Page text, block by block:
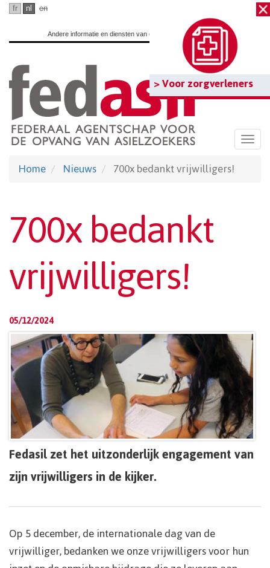
Ga
hoofdinhoud
> Voor zorgverleners
fr nl en
Andere informatie en diensten van de overheid:www.belgium.be
Home Nieuws 700x bedankt vrijwilligers!
700x bedankt
vrijwilligers!
05/12/2024
Fedasil zet het uitzonderlijk engagement van
zijn vrijwilligers in de kijker.
Op 5 december, de internationale dag van de
vrijwilliger, bedanken we onze vrijwilligers voor hun